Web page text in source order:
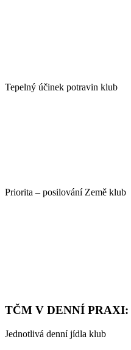
Tepelný účinek potravin klub
Priorita – posilování Země klub
TČM V DENNÍ PRAXI:
Jednotlivá denní jídla klub